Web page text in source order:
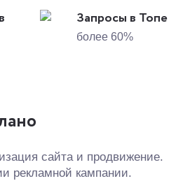
Запросы в Топе
более 60%
сайта и продвижение.
рекламной кампании.